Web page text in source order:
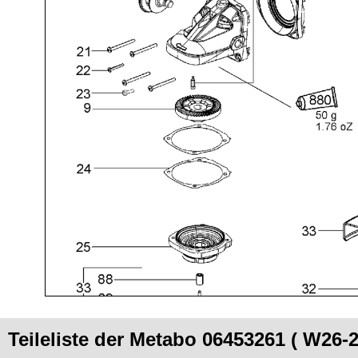
Teileliste der Metabo 06453261 ( W26-